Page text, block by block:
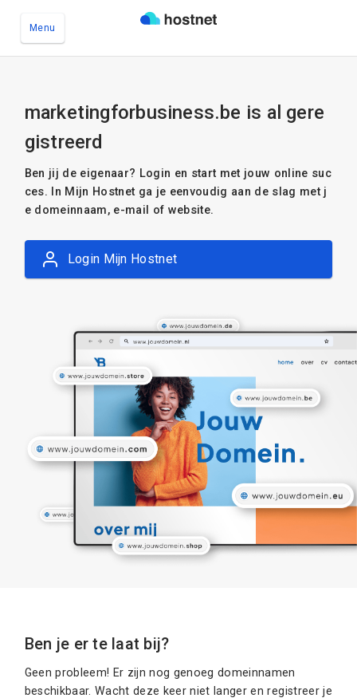
Menu
marketingforbusiness.be is al gere
gistreerd
Ben jij de eigenaar? Login en start met jouw online suc
ces. In Mijn Hostnet ga je eenvoudig aan de slag met j
e domeinnaam, e-mail of website.
Login Mijn Hostnet
Ben je er te laat bij?
Geen probleem! Er zijn nog genoeg domeinnamen
beschikbaar. Wacht deze keer niet langer en registreer je